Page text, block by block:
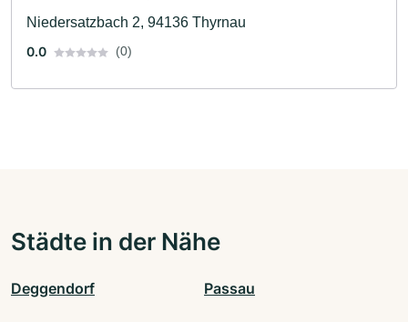
Niedersatzbach 2, 94136 Thyrnau
0.0
(0)
Städte in der Nähe
Deggendorf Passau